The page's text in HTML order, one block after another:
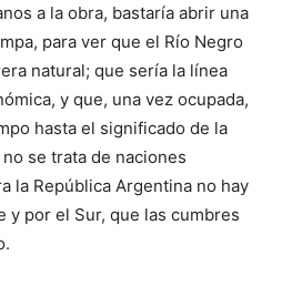
a la obra, bastaría abrir una
para ver que el Río Negro
natural; que sería la línea
y que, una vez ocupada,
hasta el significado de la
se trata de naciones
la República Argentina no hay
y por el Sur, que las cumbres